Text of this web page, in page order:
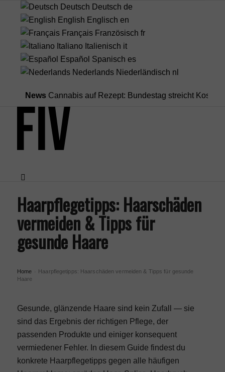
Deutsch Deutsch de
English Englisch en
Français Französisch fr
Italiano Italienisch it
Español Spanisch es
Nederlands Niederländisch nl
Cannabis auf Rezept: Bundestag streicht
Menü
Haarpflegetipps: Haarschäden
vermeiden & Tipps für
gesunde Haare
Home
Haarpflegetipps: Haarschäden vermeiden & Tipps für gesunde
Haare
Gesunde, glänzende Haare sind kein Zufall — sie
sind das Ergebnis der richtigen Pflege, der
passenden Produkte und einiger konsequent
vermiedener Fehler. In diesem Guide findest du
konkrete Haarpflegetipps gegen alle häufigen